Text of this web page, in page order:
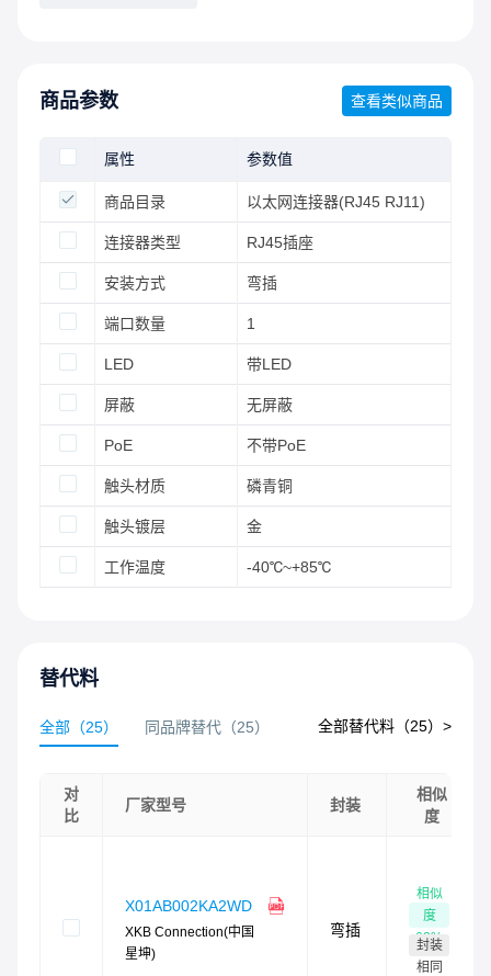
商品参数 查看类似商品
属性 参数值
商品目录 以太网连接器(RJ45 RJ11)
连接器类型 RJ45插座
安装方式 弯插
端口数量 1
LED 带LED
屏蔽 无屏蔽
PoE 不带PoE
触头材质 磷青铜
触头镀层 金
工作温度 -40℃~+85℃
替代料
全部 （25） 同品牌替代 （25） 全部替代料（25）>
对
比
厂家型号 封装
相似
度
X01AB002KA2WD
XKB Connection(中国
星坤)
弯插
相似
度
63%
封装
相同